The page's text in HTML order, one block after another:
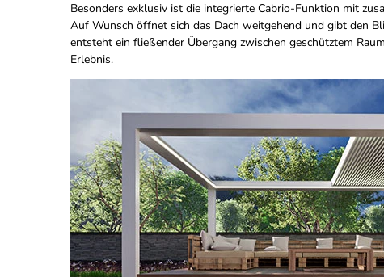
Besonders exklusiv ist die integrierte Cabrio-Funktion mit
Auf Wunsch öffnet sich das Dach weitgehend und gibt den
entsteht ein fließender Übergang zwischen geschütztem
Erlebnis.